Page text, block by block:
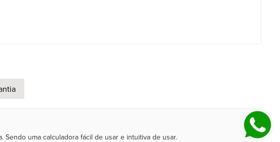
Sendo uma calculadora fácil de usar e intuitiva de usar.